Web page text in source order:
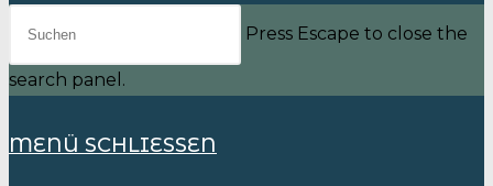
Press Escape to close the
search panel.
MENÜ SCHLIESSEN